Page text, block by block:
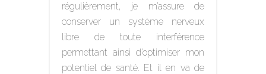
régulièrement, je m’assure de
conserver un système nerveux
libre de toute interférence
permettant ainsi d’optimiser mon
potentiel de santé. Et il en va de